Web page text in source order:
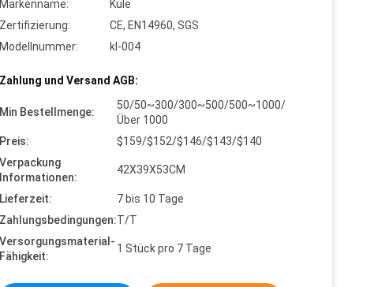
Markenname:
Kule
Zertifizierung:
CE, EN14960, SGS
Modellnummer:
kl-004
Zahlung und Versand AGB:
Min Bestellmenge:
50/50~300/300~500/500~1000/
Über 1000
Preis:
$159/$152/$146/$143/$140
Verpackung
Informationen:
42X39X53CM
Lieferzeit:
7 bis 10 Tage
Zahlungsbedingungen:T/T
Versorgungsmaterial-
Fähigkeit:
1 Stück pro 7 Tage